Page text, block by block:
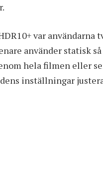
var användarna
använder statisk
hela filmen eller
inställningar